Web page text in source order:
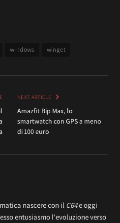
windows winget
NEXT ARTICLE
Amazfit Bip Max, lo
smartwatch con GPS a meno
di 100 euro
nascere con il C64e oggi
entusiasmo l'evoluzione verso